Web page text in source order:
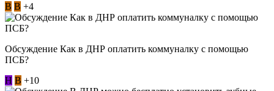
В В +4
Обсуждение Как в ДНР оплатить коммуналку с помощью
ПСБ?
Н В +10